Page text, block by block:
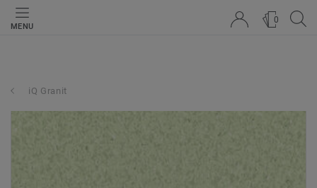
MENU
0
iQ Granit